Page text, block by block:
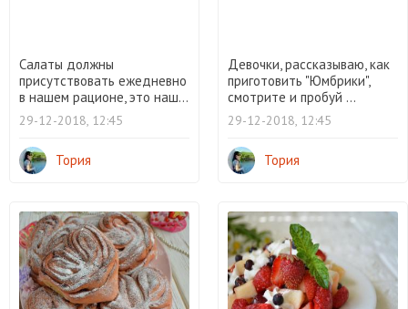
Салаты должны
присутствовать ежедневно
в нашем рационе, это наш...
29-12-2018, 12:45
Тория
Девочки, рассказываю, как
приготовить "Юмбрики",
смотрите и пробуй ...
29-12-2018, 12:45
Тория